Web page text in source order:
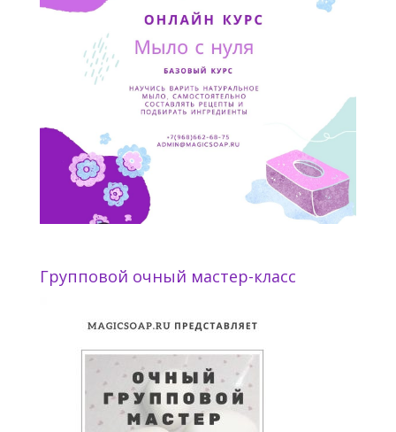
Групповой очный мастер-класс